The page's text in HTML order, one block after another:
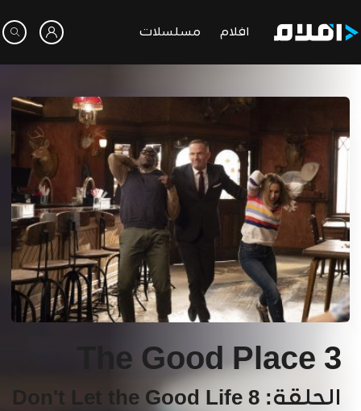
افلام مسلسلات
The Good Place 3
الحلقة: 8 Don't Let the Good Life